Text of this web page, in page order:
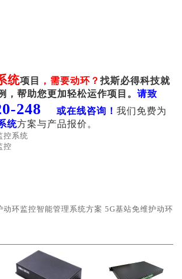
统项目 ，需要动环？ 找斯必得科技就
，帮助您更加轻松运作项目。 请致
248 或在线咨询！ 我们免费为
统方案与产品报价。
控系统
控
动环监控智能管理系统方案 5G基站免维护动环